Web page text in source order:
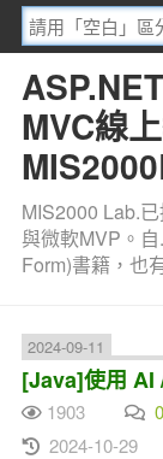
MVC線
MIS2000 Lab.
與微軟MVP。
Form)書籍，也
2024-09-11
[Java]使用 AI
1903 0
2024-10-29